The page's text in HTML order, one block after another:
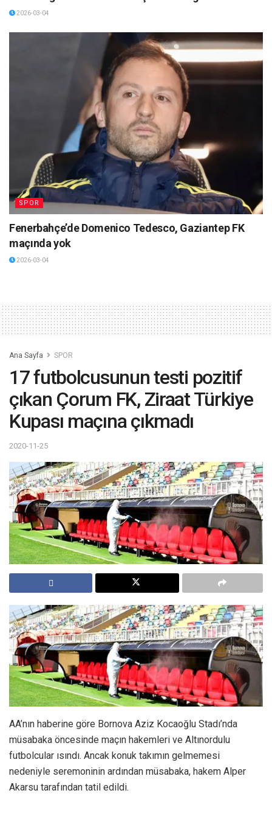
2026-03-04
SPOR
Fenerbahçe’de Domenico Tedesco, Gaziantep FK
maçında yok
2026-03-04
Ana Sayfa SPOR
17 futbolcusunun testi pozitif
çıkan Çorum FK, Ziraat Türkiye
Kupası maçına çıkmadı
2020-11-25
AA’nın haberine göre Bornova Aziz Kocaoğlu Stadı’nda
müsabaka öncesinde maçın hakemleri ve Altınordulu
futbolcular ısındı. Ancak konuk takımın gelmemesi
nedeniyle seremoninin ardından müsabaka, hakem Alper
Akarsu tarafından tatil edildi.